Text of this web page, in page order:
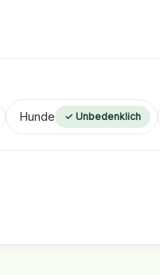
Hunde ✓ Unbedenklich